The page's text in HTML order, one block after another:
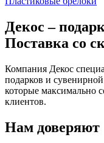
Декос –
Поставка со
Компания Декос
подарков и
которые максимально
клиентов.
Нам доверяют